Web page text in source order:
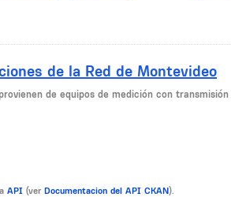
de la Red de Montevideo
de equipos de medición con
API (ver Documentacion del API CKAN).